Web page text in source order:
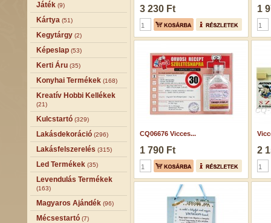
Játék (9)
Kártya (51)
Kegytárgy (2)
Képeslap (53)
Kerti Áru (35)
Konyhai Termékek (168)
Kreatív Hobbi Kellékek
(21)
Kulcstartó (329)
Lakásdekoráció (296)
Lakásfelszerelés (315)
Led Termékek (35)
Levendulás Termékek
(163)
Magyaros Ajándék (96)
Mécsestartó (7)
3 230 Ft 1
CQ06676 Vicces...
1 790 Ft 2